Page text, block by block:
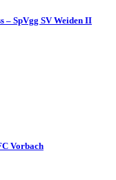
– SpVgg SV Weiden II
Vorbach